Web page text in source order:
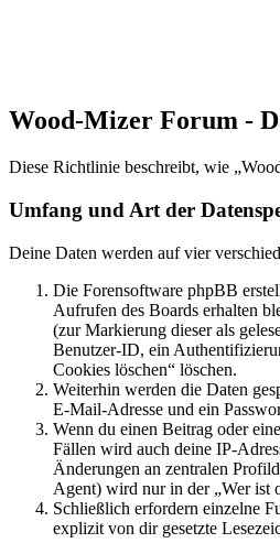
Wood-Mizer Forum -
Diese Richtlinie beschreibt, wie
Umfang und Art der
Deine Daten werden auf vier
Die Forensoftware phpBB
Aufrufen des Boards erhalten
(zur Markierung dieser als
Benutzer-ID, ein
Cookies löschen“ löschen.
Weiterhin werden die Daten
E-Mail-Adresse und ein
Wenn du einen Beitrag oder
Fällen wird auch deine IP-
Änderungen an zentralen
Agent) wird nur in der „Wer ist
Schließlich erfordern einzelne
explizit von dir gesetzte